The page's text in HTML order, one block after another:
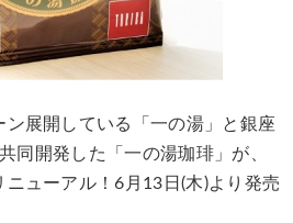
展開している「一の湯」と銀座
同開発した「一の湯珈琲」が、
ューアル！6月13日(木)より発売